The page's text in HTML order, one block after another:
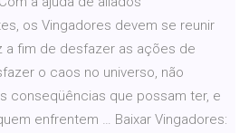
os Vingadores devem se reunir
a fim de desfazer as ações de
o caos no universo, não
conseqüências que possam ter, e
enfrentem … Baixar Vingadores: